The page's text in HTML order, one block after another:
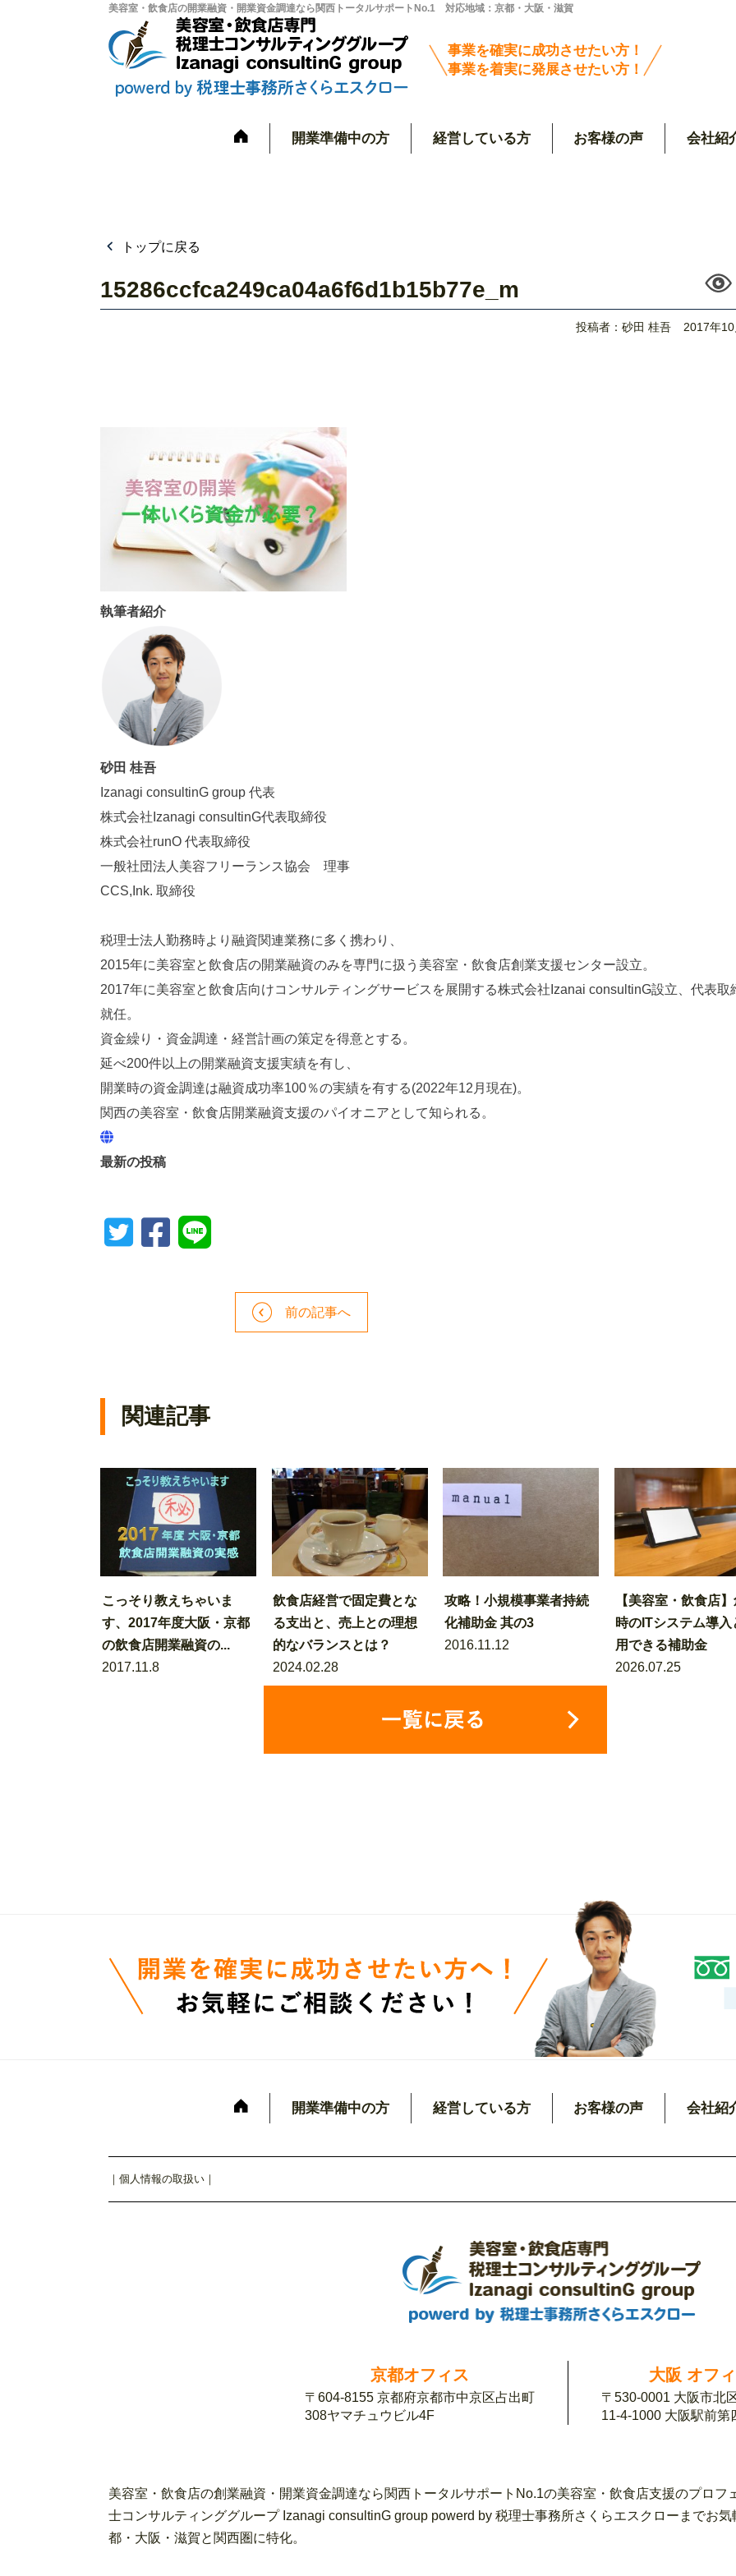
美容室・飲食店の開業融資・開業資金調達なら関西トータルサポートNo.1 対応地域：京都・大阪・滋賀
事業を確実に成功させたい方！
事業を着実に発展させたい方！
開業準備中の方 経営している方 お客様の声 会社紹
トップに戻る
15286ccfca249ca04a6f6d1b15b77e_m
投稿者：砂田 桂吾 2017年
執筆者紹介
砂田 桂吾
Izanagi consultinG group 代表
株式会社Izanagi consultinG代表取締役
株式会社runO 代表取締役
一般社団法人美容フリーランス協会 理事
CCS,Ink. 取締役
税理士法人勤務時より融資関連業務に多く携わり、
2015年に美容室と飲食店の開業融資のみを専門に扱う美容室・飲食店創業支援センター設立。
2017年に美容室と飲食店向けコンサルティングサービスを展開する株式会社Izanai consultinG設立、代表取
就任。
資金繰り・資金調達・経営計画の策定を得意とする。
延べ200件以上の開業融資支援実績を有し、
開業時の資金調達は融資成功率100％の実績を有する(2022年12月現在)。
関西の美容室・飲食店開業融資支援のパイオニアとして知られる。
最新の投稿
前の記事へ
関連記事
こっそり教えちゃいま
す、2017年度大阪・京都
の飲食店開業融資の...
2017.11.8
飲食店経営で固定費とな
る支出と、売上との理想
的なバランスとは？
2024.02.28
攻略！小規模事業者持続
化補助金 其の3
2016.11.12
【美容室・飲食店
時のITシステム導入
用できる補助金
2026.07.25
開業準備中の方 経営している方 お客様の声 会社紹
｜ 個人情報の取扱い ｜
京都オフィス
〒604-8155 京都府京都市中京区占出町
308ヤマチュウビル4F
大阪 オフ
〒530-0001 大阪市北
11-4-1000 大阪駅前第
美容室・飲食店の創業融資・開業資金調達なら関西トータルサポートNo.1の美容室・飲食店支援のプロ
士コンサルティンググループ Izanagi consultinG group powerd by 税理士事務所さくらエスクローまでお
都・大阪・滋賀と関西圏に特化。